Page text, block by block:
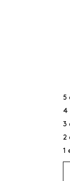
5
4
3
2
1